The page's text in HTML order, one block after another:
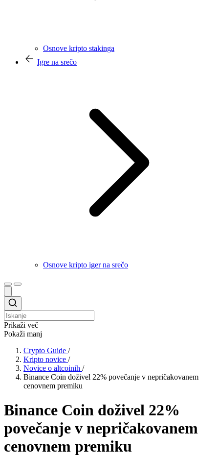
Osnove kripto stakinga
Igre na srečo
Osnove kripto iger na srečo
Prikaži več
Pokaži manj
Crypto Guide /
Kripto novice /
Novice o altcoinih /
Binance Coin doživel 22% povečanje v nepričakovanem
cenovnem premiku
Binance Coin doživel 22%
povečanje v nepričakovanem
cenovnem premiku